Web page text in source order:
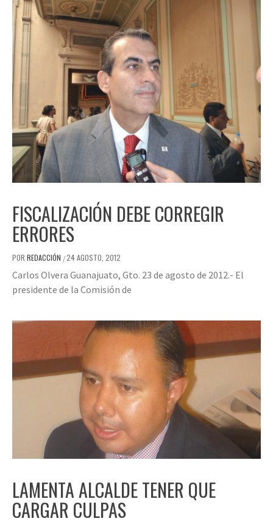
FISCALIZACIÓN DEBE CORREGIR
ERRORES
POR REDACCIÓN /24 AGOSTO, 2012
Carlos Olvera Guanajuato, Gto. 23 de agosto de 2012.- El
presidente de la Comisión de
LAMENTA ALCALDE TENER QUE
CARGAR CULPAS